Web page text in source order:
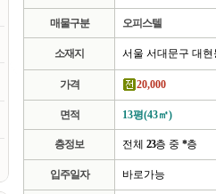
매물구분 오피스텔
소재지 서울 서대문구 대현
가격 20,000
면적 13평(43㎡)
층정보 전체 23층 중 *층
입주일자 바로가능